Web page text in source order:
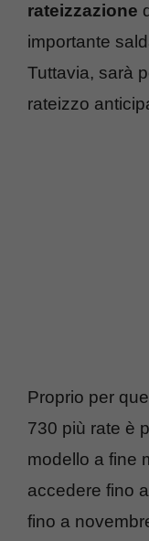
rateizzazione
importante
Tuttavia, sarà
rateizzo
Proprio per
730 più rate è
modello a fine
accedere fino a
fino a